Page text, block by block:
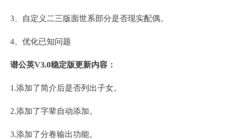
3、自定义二三版面世系部分是否现实配偶。
4、优化已知问题
谱公英V3.0稳定版更新内容：
1.添加了简介后是否列出子女。
2.添加了字辈自动添加。
3.添加了分卷输出功能。